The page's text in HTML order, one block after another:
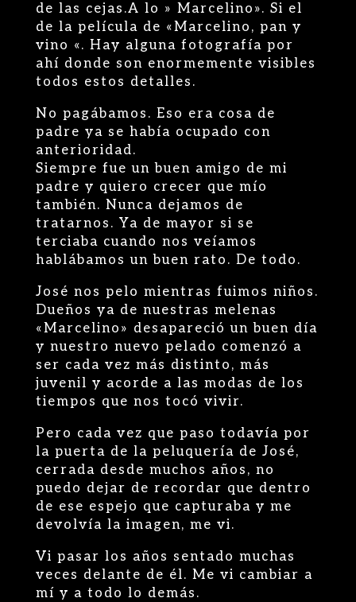
de las cejas.A lo » Marcelino». Si el
de la película de «Marcelino, pan y
vino «. Hay alguna fotografía por
ahí donde son enormemente visibles
todos estos detalles.
No pagábamos. Eso era cosa de
padre ya se había ocupado con
anterioridad.
Siempre fue un buen amigo de mi
padre y quiero crecer que mío
también. Nunca dejamos de
tratarnos. Ya de mayor si se
terciaba cuando nos veíamos
hablábamos un buen rato. De todo.
José nos pelo mientras fuimos niños.
Dueños ya de nuestras melenas
«Marcelino» desapareció un buen día
y nuestro nuevo pelado comenzó a
ser cada vez más distinto, más
juvenil y acorde a las modas de los
tiempos que nos tocó vivir.
Pero cada vez que paso todavía por
la puerta de la peluquería de José,
cerrada desde muchos años, no
puedo dejar de recordar que dentro
de ese espejo que capturaba y me
devolvía la imagen, me vi.
Vi pasar los años sentado muchas
veces delante de él. Me vi cambiar a
mí y a todo lo demás.